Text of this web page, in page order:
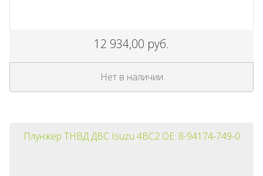
12 934,00 руб.
Нет в наличии
Плунжер ТНВД ДВС Isuzu 4BC2 OE: 8-94174-749-0